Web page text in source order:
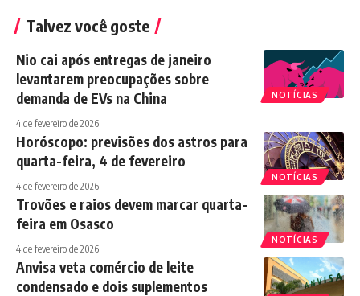
Talvez você goste
NOTÍCIAS
Nio cai após entregas de janeiro
levantarem preocupações sobre
demanda de EVs na China
4 de fevereiro de 2026
NOTÍCIAS
Horóscopo: previsões dos astros para
quarta-feira, 4 de fevereiro
4 de fevereiro de 2026
NOTÍCIAS
Trovões e raios devem marcar quarta-
feira em Osasco
4 de fevereiro de 2026
Anvisa veta comércio de leite
condensado e dois suplementos